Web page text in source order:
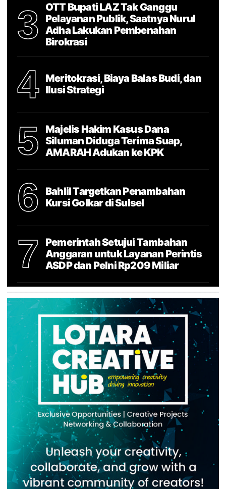
3
OTT Bupati LAZ Tak Ganggu
Pelayanan Publik, Saatnya Nurul
Adha Lakukan Pembenahan
Birokrasi
4
Meritokrasi, Biaya Balas Budi, dan
Ilusi Strategi
5
Majelis Hakim Kasus Dana
Siluman Diduga Terima Suap,
AMARAH Adukan ke KPK
6
Bahlil Targetkan Penambahan
Kursi Golkar di Sulsel
7
Pemerintah Setujui Tambahan
Anggaran untuk Layanan Perintis
ASDP dan Pelni Rp209 Miliar